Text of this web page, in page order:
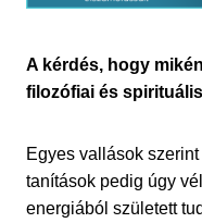
A kérdés, hogy
filozófiai és
Egyes vallások
tanítások pedig úgy
energiából született